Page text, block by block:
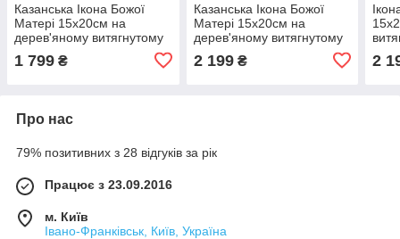
Казанська Ікона Божої
Матері 15x20см на
дерев'яному витягнутому
1 799 ₴
Казанська Ікона Божої
Матері 15x20см на
дерев'яному витягнутому
2 199₴ 2
Про нас
79% позитивних з 28 відгуків за рік
Працює з 23.09.2016
м. Київ
Івано-Франківськ, Київ, Україна